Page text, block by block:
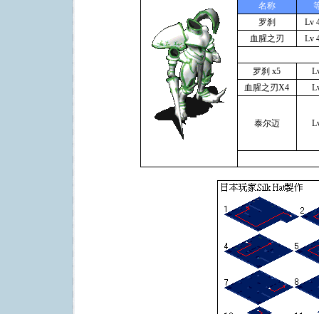
名称
罗刹
Lv
血腥之刃
Lv
罗刹 x5
血腥之刃X4
泰尔迈